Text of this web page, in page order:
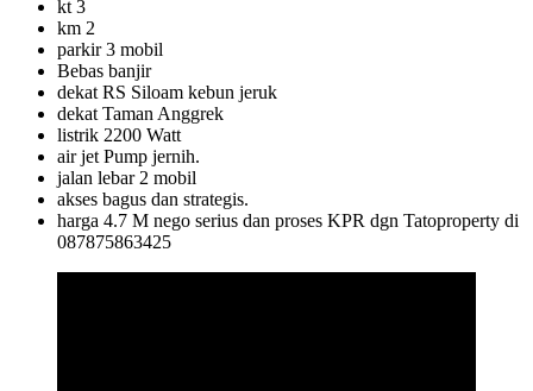
kt 3
km 2
parkir 3 mobil
Bebas banjir
dekat RS Siloam kebun jeruk
dekat Taman Anggrek
listrik 2200 Watt
air jet Pump jernih.
jalan lebar 2 mobil
akses bagus dan strategis.
harga 4.7 M nego serius dan proses KPR dgn Tatoproperty di
087875863425